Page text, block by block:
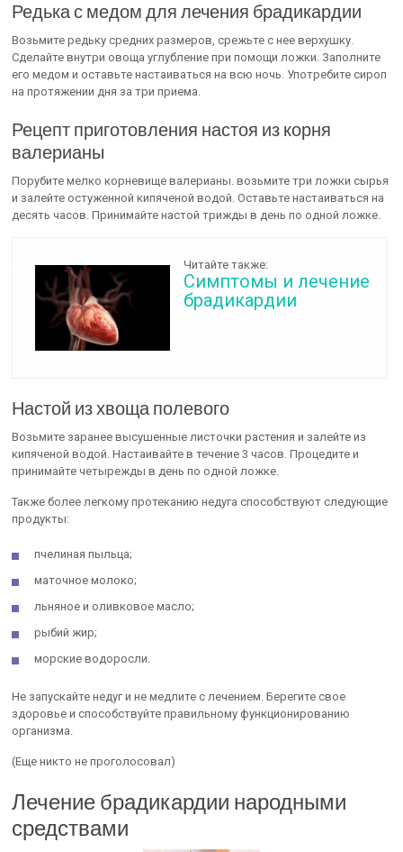
Редька с медом для лечения брадикардии
Возьмите редьку средних размеров, срежьте с нее верхушку.
Сделайте внутри овоща углубление при помощи ложки. Заполните
его медом и оставьте настаиваться на всю ночь. Употребите сироп
на протяжении дня за три приема.
Рецепт приготовления настоя из корня
валерианы
Порубите мелко корневище валерианы. возьмите три ложки сырья
и залейте остуженной кипяченой водой. Оставьте настаиваться на
десять часов. Принимайте настой трижды в день по одной ложке.
Читайте также:
Симптомы и лечение
брадикардии
Настой из хвоща полевого
Возьмите заранее высушенные листочки растения и залейте из
кипяченой водой. Настаивайте в течение 3 часов. Процедите и
принимайте четырежды в день по одной ложке.
Также более легкому протеканию недуга способствуют следующие
продукты:
пчелиная пыльца;
маточное молоко;
льняное и оливковое масло;
рыбий жир;
морские водоросли.
Не запускайте недуг и не медлите с лечением. Берегите свое
здоровье и способствуйте правильному функционированию
организма.
(Еще никто не проголосовал)
Лечение брадикардии народными
средствами